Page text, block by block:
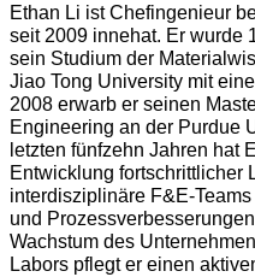
Ethan Li ist Chefingenieur
seit 2009 innehat. Er wurde
sein Studium der
Jiao Tong University mit
2008 erwarb er seinen
Engineering an der Purdue
letzten fünfzehn Jahren hat
Entwicklung fortschrittlicher
interdisziplinäre F&E-
und
Wachstum des
Labors pflegt er einen